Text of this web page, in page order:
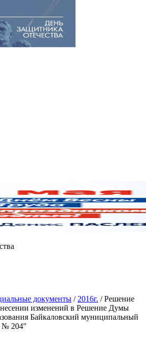
документы / 2016г. /Решение
изменений в Решение Думы
Байкаловский муниципальный
№ 204"